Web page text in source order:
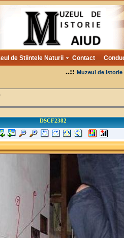
de Stiintele Naturii Contact
..:: Muzeul de Istorie
DSCF2382